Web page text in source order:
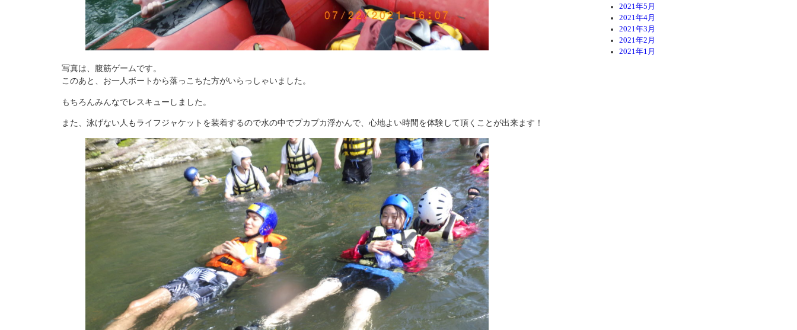
写真は、腹筋ゲームです。
このあと、お一人ボートから落っこちた方がいらっしゃいました。
もちろんみんなでレスキューしました。
また、泳げない人もライフジャケットを装着するので水の中でプカプカ浮かんで、心地よい時間を体験して頂くことが出来ます！
2021年5月
2021年4月
2021年3月
2021年2月
2021年1月